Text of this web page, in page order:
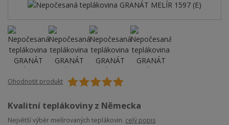
Ohodnotit produkt
Kvalitní teplákoviny z Německa
Největší výběr melírovaných teplákovin. celý popis